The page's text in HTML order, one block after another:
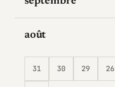
août
31 30 29 26